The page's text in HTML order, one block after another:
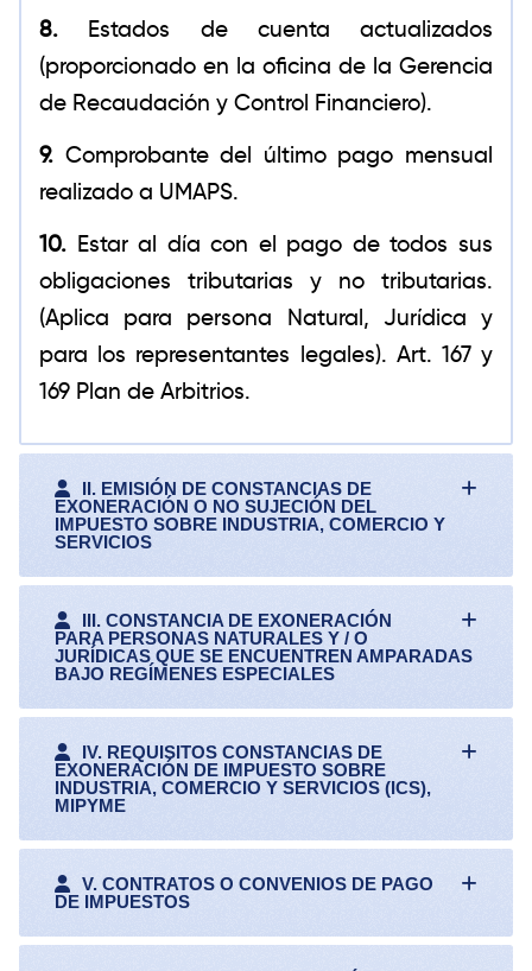
8. Estados de cuenta actualizados
(proporcionado en la oficina de la Gerencia
de Recaudación y Control Financiero).
9. Comprobante del último pago mensual
realizado a UMAPS.
10. Estar al día con el pago de todos sus
obligaciones tributarias y no tributarias.
(Aplica para persona Natural, Jurídica y
para los representantes legales). Art. 167 y
169 Plan de Arbitrios.
II. EMISIÓN DE CONSTANCIAS DE
EXONERACIÓN O NO SUJECIÓN DEL
IMPUESTO SOBRE INDUSTRIA, COMERCIO Y
SERVICIOS
III. CONSTANCIA DE EXONERACIÓN
PARA PERSONAS NATURALES Y / O
JURÍDICAS QUE SE ENCUENTREN AMPARADAS
BAJO REGÍMENES ESPECIALES
IV. REQUISITOS CONSTANCIAS DE
EXONERACIÓN DE IMPUESTO SOBRE
INDUSTRIA, COMERCIO Y SERVICIOS (ICS),
MIPYME
V. CONTRATOS O CONVENIOS DE PAGO
DE IMPUESTOS